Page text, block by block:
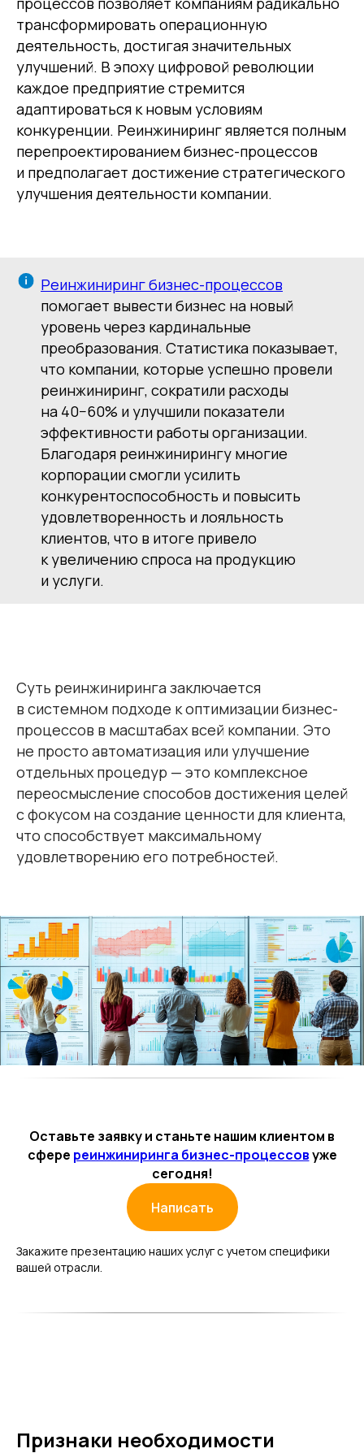
трансформировать операционную
деятельность, достигая значительных
улучшений. В эпоху цифровой революции
каждое предприятие стремится
адаптироваться к новым условиям
конкуренции. Реинжиниринг является полным
перепроектированием бизнес-процессов
и предполагает достижение стратегического
улучшения деятельности компании.
Реинжиниринг бизнес-процессов
помогает вывести бизнес на новый
уровень через кардинальные
преобразования. Статистика показывает,
что компании, которые успешно провели
реинжиниринг, сократили расходы
на 40−60% и улучшили показатели
эффективности работы организации.
Благодаря реинжинирингу многие
корпорации смогли усилить
конкурентоспособность и повысить
удовлетворенность и лояльность
клиентов, что в итоге привело
к увеличению спроса на продукцию
и услуги.
Суть реинжиниринга заключается
в системном подходе к оптимизации бизнес-
процессов в масштабах всей компании. Это
не просто автоматизация или улучшение
отдельных процедур — это комплексное
переосмысление способов достижения целей
с фокусом на создание ценности для клиента,
что способствует максимальному
удовлетворению его потребностей.
Оставьте заявку и станьте нашим клиентом в
сфере реинжиниринга бизнес-процессовуже
сегодня!
Написать
Закажите презентацию наших услуг с учетом специфики
вашей отрасли.
Признаки необходимости